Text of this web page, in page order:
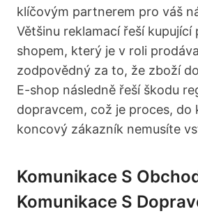
klíčovým partnerem pro váš
Většinu reklamací řeší kupující
shopem, který je v roli
zodpovědný za to, že zboží
E-shop následně řeší škodu
dopravcem, což je proces, do
koncový zákazník nemusíte
Komunikace S
Komunikace S